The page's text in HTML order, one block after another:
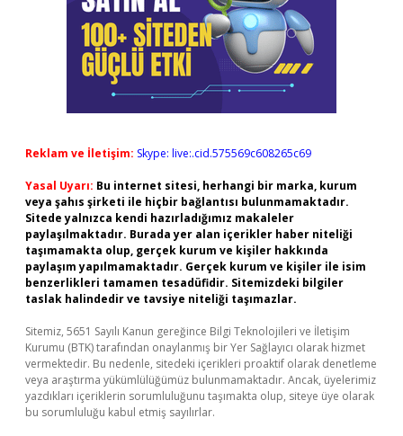
Reklam ve İletişim: Skype: live:.cid.575569c608265c69
Yasal Uyarı: Bu internet sitesi, herhangi bir marka, kurum
veya şahıs şirketi ile hiçbir bağlantısı bulunmamaktadır.
Sitede yalnızca kendi hazırladığımız makaleler
paylaşılmaktadır. Burada yer alan içerikler haber niteliği
taşımamakta olup, gerçek kurum ve kişiler hakkında
paylaşım yapılmamaktadır. Gerçek kurum ve kişiler ile isim
benzerlikleri tamamen tesadüfidir. Sitemizdeki bilgiler
taslak halindedir ve tavsiye niteliği taşımazlar.
Sitemiz, 5651 Sayılı Kanun gereğince Bilgi Teknolojileri ve İletişim
Kurumu (BTK) tarafından onaylanmış bir Yer Sağlayıcı olarak hizmet
vermektedir. Bu nedenle, sitedeki içerikleri proaktif olarak denetleme
veya araştırma yükümlülüğümüz bulunmamaktadır. Ancak, üyelerimiz
yazdıkları içeriklerin sorumluluğunu taşımakta olup, siteye üye olarak
bu sorumluluğu kabul etmiş sayılırlar.